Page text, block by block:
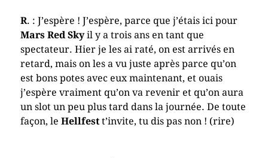
R. : J’espère ! J’espère, parce que j’étais ici pour
Mars Red Skyil y a trois ans en tant que
spectateur. Hier je les ai raté, on est arrivés en
retard, mais on les a vu juste après parce qu’on
est bons potes avec eux maintenant, et ouais
j’espère vraiment qu’on va revenir et qu’on aura
un slot un peu plus tard dans la journée. De toute
façon, le Hellfestt’invite, tu dis pas non ! (rire)